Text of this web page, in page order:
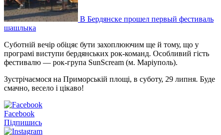
В Бердянске прошел первый фестиваль
шашлыка
Суботній вечір обіцяє бути захоплюючим ще й тому, що у
програмі виступи бердянських рок-команд. Особливий гість
фестивалю — рок-група SunScream (м. Маріуполь).
Зустрічаємося на Приморській площі, в суботу, 29 липня. Буде
смачно, весело і цікаво!
Facebook
Підпишись